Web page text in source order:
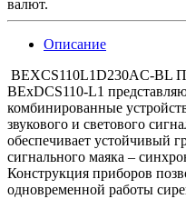
валют.
Описание
BEXCS110L1D230AC-BL
BExDCS110-L1
комбинированные
звукового и светового
обеспечивает устойчивый
сигнального маяка –
Конструкция приборов
одновременной работы